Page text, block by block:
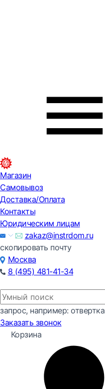
Магазин
Самовывоз
Доставка/Оплата
Контакты
Юридическим лицам
zakaz@instrdom.ru
скопировать почту
Москва
8 (495) 481-41-34
запрос, например: отвертка
Заказать звонок
Корзина